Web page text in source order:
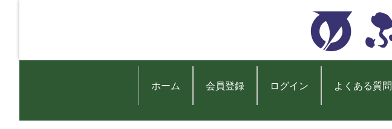
ホーム 会員登録 ログイン よくある質問